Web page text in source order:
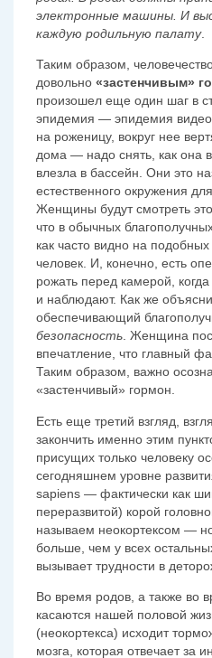
электронные машины. И
каждую родильную палату.
Таким образом,
довольно «застенчивым»
произошел еще один шаг в
эпидемия — эпидемия
на роженицу, вокруг нее
дома — надо снять, как она
влезла в бассейн. Они это
естественного окружения
Женщины будут смотреть
что в обычных
как часто видно на
человек. И, конечно, есть
рожать перед камерой,
и наблюдают. Как же
обеспечивающий
безопасность. Женщина
впечатление, что главный
Таким образом, важно
«застенчивый» гормон.
Есть еще третий взгляд,
закончить именно этим
присущих только человеку
сегодняшнем уровне
sapiens — фактически как
переразвитой) корой
называем неокортексом —
больше, чем у всех
вызывает трудности в
Во время родов, а также во
касаются нашей половой
(неокортекса) исходит
мозга, которая отвечает за